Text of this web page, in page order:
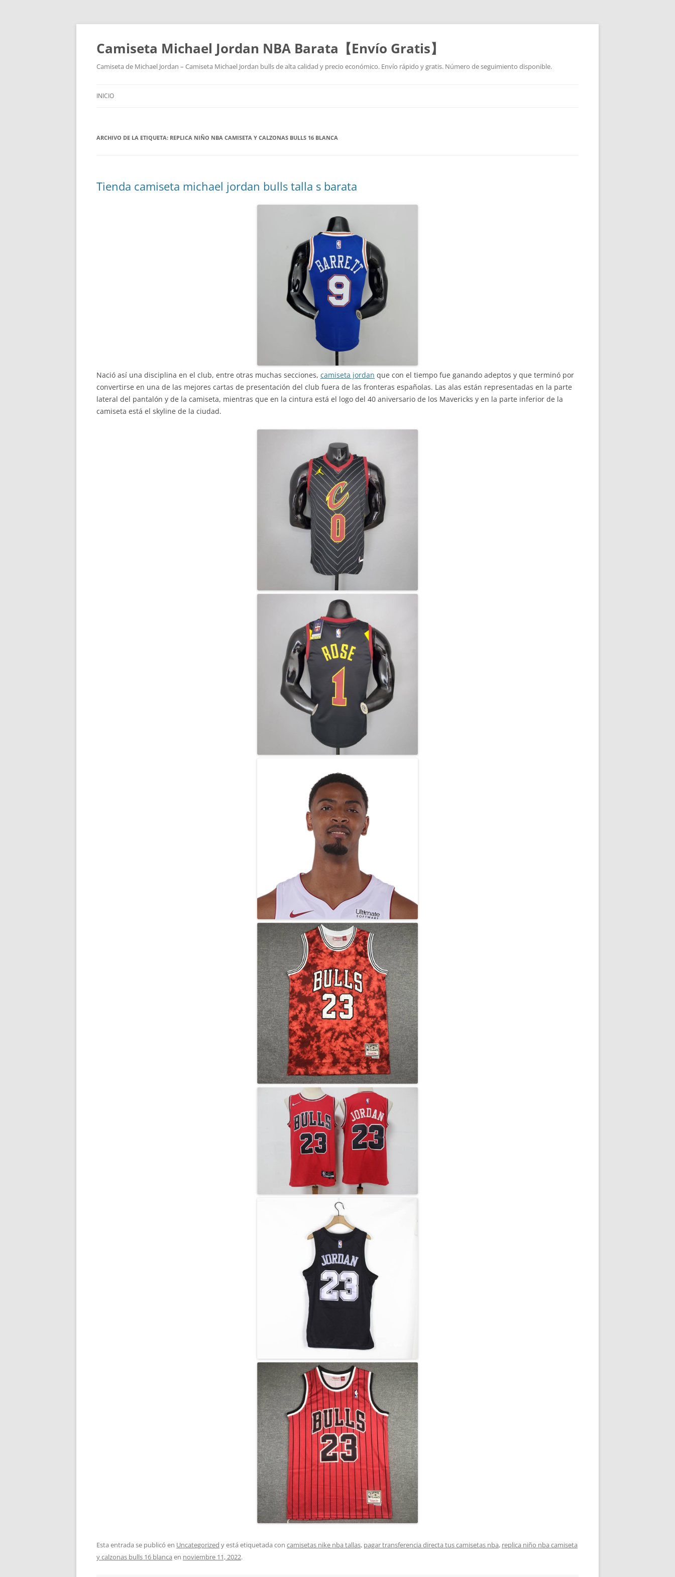
Camiseta Michael Jordan NBA Barata【Envío Gratis】
Camiseta de Michael Jordan – Camiseta Michael Jordan bulls de alta calidad y precio económico. Envío rápido y gratis. Número de seguimiento disponible.
INICIO
ARCHIVO DE LA ETIQUETA: REPLICA NIÑO NBA CAMISETA Y CALZONAS BULLS 16 BLANCA
Tienda camiseta michael jordan bulls talla s barata
Nació así una disciplina en el club, entre otras muchas secciones, camiseta jordan que con el tiempo fue ganando adeptos y que terminó por
convertirse en una de las mejores cartas de presentación del club fuera de las fronteras españolas. Las alas están representadas en la parte
lateral del pantalón y de la camiseta, mientras que en la cintura está el logo del 40 aniversario de los Mavericks y en la parte inferior de la
camiseta está el skyline de la ciudad.
Esta entrada se publicó en Uncategorized y está etiquetada con camisetas nike nba tallas, pagar transferencia directa tus camisetas nba, replica niño nba camiseta
y calzonas bulls 16 blanca en noviembre 11, 2022.